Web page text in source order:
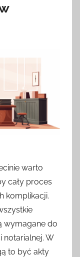
warto
cały proces
komplikacji.
wymagane do
notarialnej. W
to być akty